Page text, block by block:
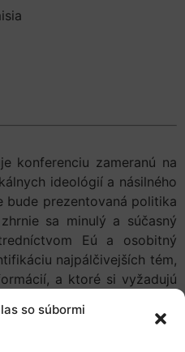
so súbormi
konferenciu zameranú na
ideológií a násilného
bude prezentovaná politika
sa minulý a súčasný
Eú a osobitný
najpálčivejších tém,
a ktoré si vyžadujú